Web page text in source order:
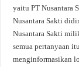
yaitu PT Nusantara
Nusantara Sakti
Nusantara Sakti
semua pertanyaan
menginformasikan